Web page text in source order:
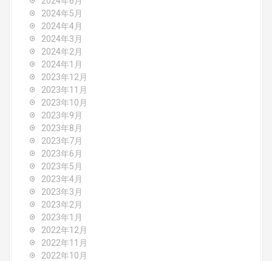
2024年5月
2024年4月
2024年3月
2024年2月
2024年1月
2023年12月
2023年11月
2023年10月
2023年9月
2023年8月
2023年7月
2023年6月
2023年5月
2023年4月
2023年3月
2023年2月
2023年1月
2022年12月
2022年11月
2022年10月